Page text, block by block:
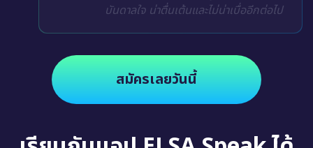
บันดาลใจ น่าตื่นเต้นและไม่น่าเบื่ออีกต่อไป
สมัครเลยวันนี้